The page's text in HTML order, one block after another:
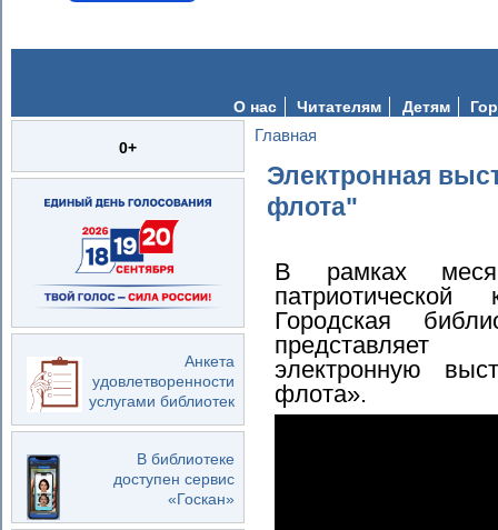
О нас Читателям Детям
0+
Анкета
удовлетворенности
услугами библиотек
В библиотеке
доступен сервис
«Госкан»
Вы здесь
Главная
Электронная
флота"
В рамках
Городская
электронную
флота».